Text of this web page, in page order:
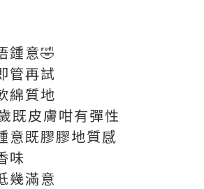
鍾意🤣
管再試
綿質地
既皮膚咁有彈性
意既膠膠地質感
味
幾滿意